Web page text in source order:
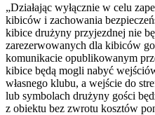
„Działając wyłącznie w celu
kibiców i zachowania
kibice drużyny przyjezdnej nie
zarezerwowanych dla kibiców
komunikacie opublikowanym
kibice będą mogli nabyć
własnego klubu, a wejście do
lub symbolach drużyny gości
z obiektu bez zwrotu kosztów